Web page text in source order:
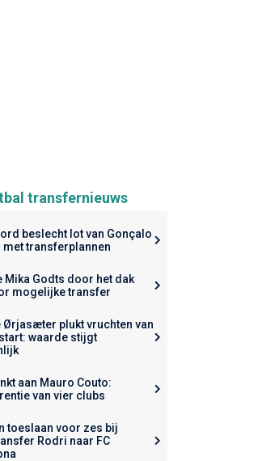
transfernieuws
beslecht lot van Gonçalo
met transferplannen
Mika Godts door het dak
mogelijke transfer
Ørjasæter plukt vruchten van
waarde stijgt
aan Mauro Couto:
van vier clubs
toeslaan voor zes bij
Rodri naar FC